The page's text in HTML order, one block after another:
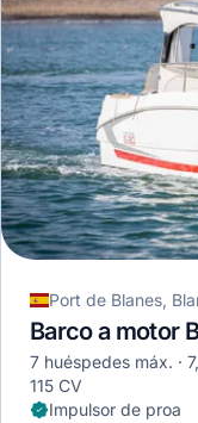
Port de Blanes,
Barco a motor
7 huéspedes máx.
115 CV
Impulsor de proa